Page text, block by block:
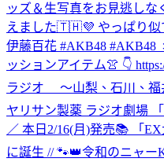
ッズ＆生写真をお見逃しな
えました🇹🇭💜 やっぱり似て
伊藤百花 #AKB48
ッションアイテム👚 👇
ラジオ ～山梨、石川、福
ヤリサン製薬 ラジオ劇場
／ 本日2/16(月)発売📚 「
に誕生 // 🐾👑令和のニャ